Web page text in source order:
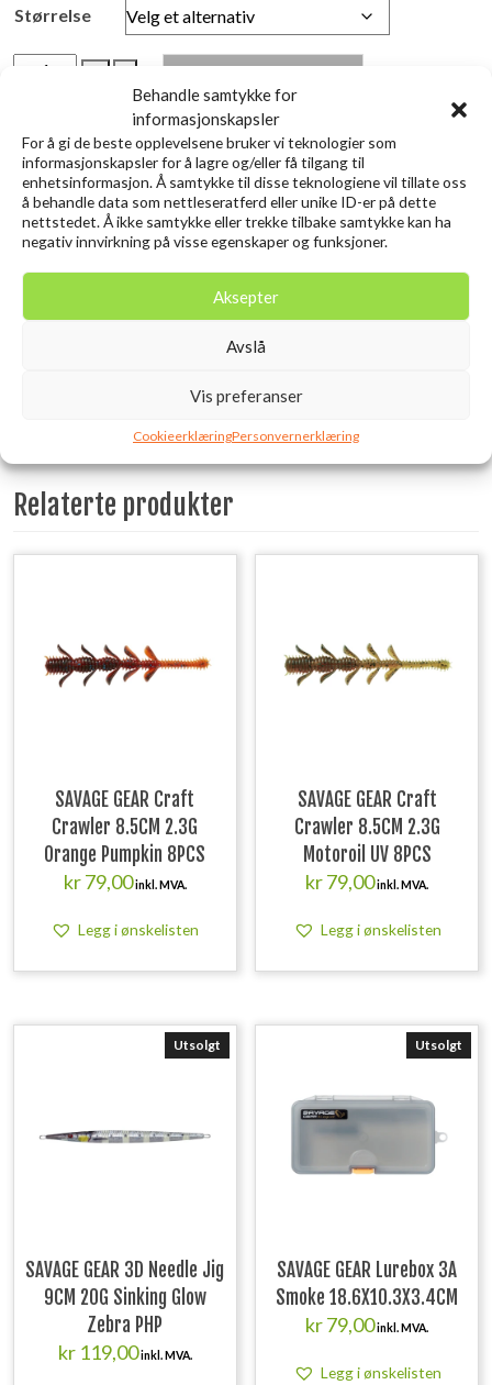
Behandle samtykke for
informasjonskapsler
For å gi de beste opplevelsene bruker vi teknologier som
informasjonskapsler for å lagre og/eller få tilgang til
enhetsinformasjon. Å samtykke til disse teknologiene vil tillate oss
å behandle data som nettleseratferd eller unike ID-er på dette
nettstedet. Å ikke samtykke eller trekke tilbake samtykke kan ha
negativ innvirkning på visse egenskaper og funksjoner.
Aksepter
Avslå
Vis preferanser
CookieerklæringPersonvernerklæring
kr 1.010,00.kr 899,00.
Størrelse
A.Jensen
WF-
Intermediate
antall
Legg i ønskelisten
Produktnummer:AJEN-15030
Kategorier: Fiske ,Fluefiske,Fluesnører
Tilleggsinformasjon
Relaterte produkter
SAVAGE GEAR Craft
Crawler 8.5CM 2.3G
Orange Pumpkin 8PCS
kr79,00inkl. MVA.
Legg i ønskelisten
SAVAGE GEAR Craft
Crawler 8.5CM 2.3G
Motoroil UV 8PCS
kr79,00inkl. MVA.
Legg i ønskelisten
Utsolgt
SAVAGE GEAR 3D Needle Jig
9CM 20G Sinking Glow
Zebra PHP
kr119,00inkl. MVA.
Utsolgt
SAVAGE GEAR Lurebox 3A
Smoke 18.6X10.3X3.4CM
kr79,00inkl. MVA.
Legg i ønskelisten